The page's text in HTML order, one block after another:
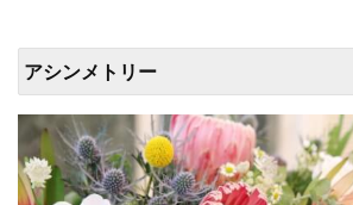
アシンメトリー